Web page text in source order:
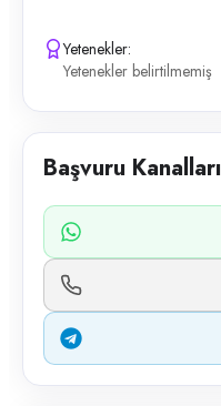
Yetenekler:
Yetenekler belirtilmemiş
Başvuru Kanalları